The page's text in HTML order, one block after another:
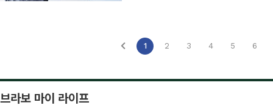
1 2 3 4 5 6
브라보 마이 라이프